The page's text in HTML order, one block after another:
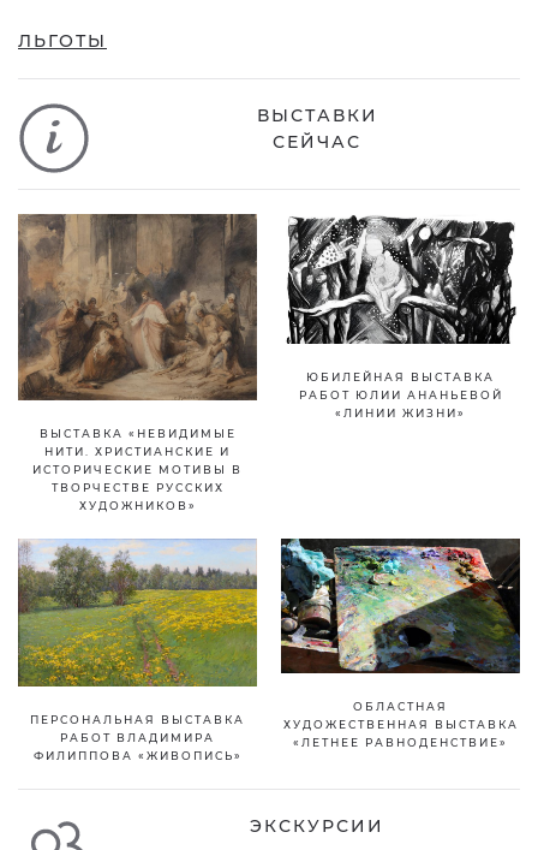
ЛЬГОТЫ
ВЫСТАВКИ
СЕЙЧАС
ВЫСТАВКА «НЕВИДИМЫЕ
НИТИ. ХРИСТИАНСКИЕ И
ИСТОРИЧЕСКИЕ МОТИВЫ В
ТВОРЧЕСТВЕ РУССКИХ
ХУДОЖНИКОВ»
ЮБИЛЕЙНАЯ ВЫСТАВКА
РАБОТ ЮЛИИ АНАНЬЕВОЙ
«ЛИНИИ ЖИЗНИ»
ПЕРСОНАЛЬНАЯ ВЫСТАВКА
РАБОТ ВЛАДИМИРА
ФИЛИППОВА «ЖИВОПИСЬ»
ОБЛАСТНАЯ
ХУДОЖЕСТВЕННАЯ ВЫСТАВКА
«ЛЕТНЕЕ РАВНОДЕНСТВИЕ»
ЭКСКУРСИИ